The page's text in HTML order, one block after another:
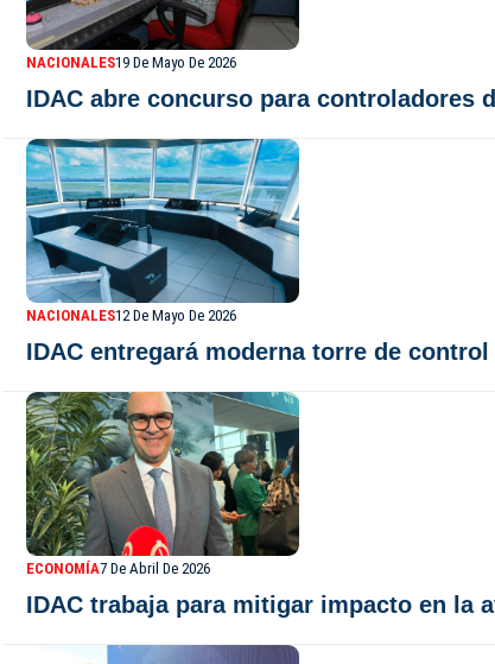
NACIONALES19 De Mayo De 2026
IDAC abre concurso para controladores
NACIONALES12 De Mayo De 2026
IDAC entregará moderna torre de
ECONOMÍA7 De Abril De 2026
IDAC trabaja para mitigar impacto en la